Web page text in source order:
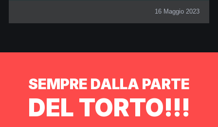
16 Maggio 2023
SEMPRE DALLA PARTE
DEL TORTO!!!